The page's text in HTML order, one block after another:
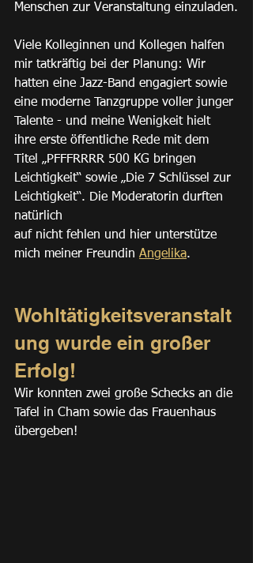
Menschen zur Veranstaltung einzuladen.
Viele Kolleginnen und Kollegen halfen
mir tatkräftig bei der Planung: Wir
hatten eine Jazz-Band engagiert sowie
eine moderne Tanzgruppe voller junger
Talente - und meine Wenigkeit hielt
ihre erste öffentliche Rede mit dem
Titel „PFFFRRRR 500 KG bringen
Leichtigkeit“ sowie „Die 7 Schlüssel zur
Leichtigkeit“. Die Moderatorin durften
natürlich
auf nicht fehlen und hier unterstütze
mich meiner Freundin Angelika.
Wohltätigkeitsveranstalt
ung wurde ein großer
Erfolg!
Wir konnten zwei große Schecks an die
Tafel in Cham sowie das Frauenhaus
übergeben!